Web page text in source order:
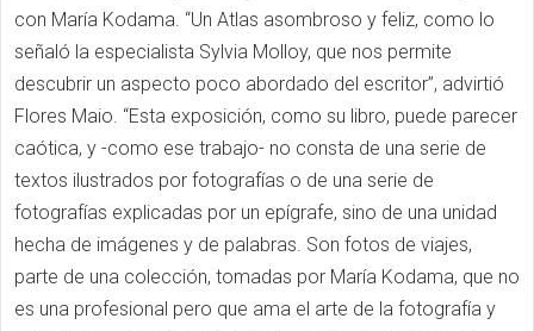
con María Kodama. “Un Atlas asombroso y feliz, como lo
señaló la especialista Sylvia Molloy, que nos permite
descubrir un aspecto poco abordado del escritor”, advirtió
Flores Maio. “Esta exposición, como su libro, puede parecer
caótica, y -como ese trabajo- no consta de una serie de
textos ilustrados por fotografías o de una serie de
fotografías explicadas por un epígrafe, sino de una unidad
hecha de imágenes y de palabras. Son fotos de viajes,
parte de una colección, tomadas por María Kodama, que no
es una profesional pero que ama el arte de la fotografía y